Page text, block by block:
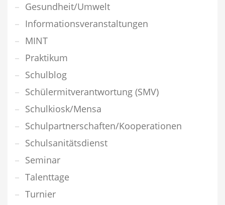
Gesundheit/Umwelt
Informationsveranstaltungen
MINT
Praktikum
Schulblog
Schülermitverantwortung (SMV)
Schulkiosk/Mensa
Schulpartnerschaften/Kooperationen
Schulsanitätsdienst
Seminar
Talenttage
Turnier